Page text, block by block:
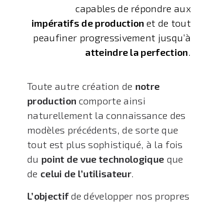
capables de répondre aux
impératifs de production et de tout
peaufiner progressivement jusqu’à
atteindre la perfection.
Toute autre création de notre
production comporte ainsi
naturellement la connaissance des
modèles précédents, de sorte que
tout est plus sophistiqué, à la fois
du point de vue technologique que
de celui de l’utilisateur.
L’objectifde développer nos propres